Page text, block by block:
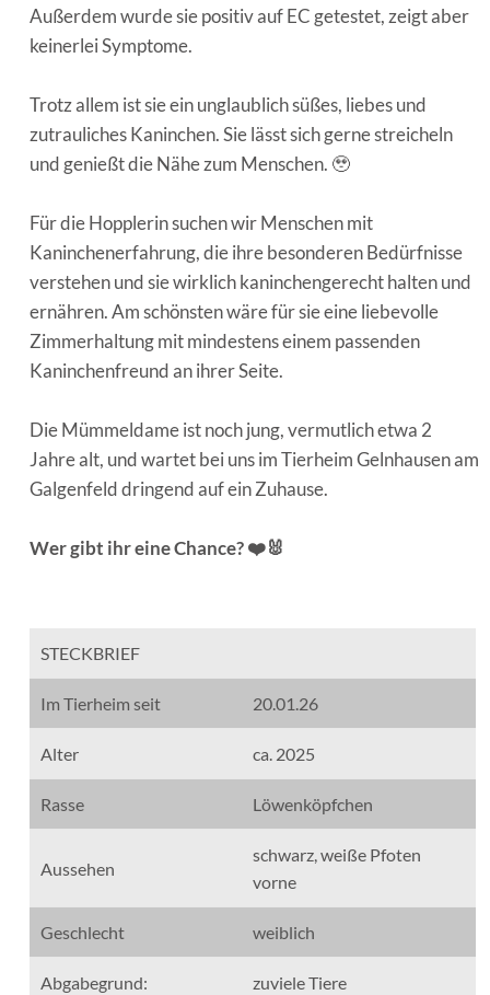
Außerdem wurde sie positiv auf EC getestet, zeigt aber
keinerlei Symptome.
Trotz allem ist sie ein unglaublich süßes, liebes und
zutrauliches Kaninchen. Sie lässt sich gerne streicheln
und genießt die Nähe zum Menschen. 🥹
Für die Hopplerin suchen wir Menschen mit
Kaninchenerfahrung, die ihre besonderen Bedürfnisse
verstehen und sie wirklich kaninchengerecht halten und
ernähren. Am schönsten wäre für sie eine liebevolle
Zimmerhaltung mit mindestens einem passenden
Kaninchenfreund an ihrer Seite.
Die Mümmeldame ist noch jung, vermutlich etwa 2
Jahre alt, und wartet bei uns im Tierheim Gelnhausen am
Galgenfeld dringend auf ein Zuhause.
Wer gibt ihr eine Chance? ❤️🐰
STECKBRIEF
Im Tierheim seit 20.01.26
Alter ca. 2025
Rasse Löwenköpfchen
Aussehen
schwarz, weiße Pfoten
vorne
Geschlecht weiblich
Abgabegrund: zuviele Tiere